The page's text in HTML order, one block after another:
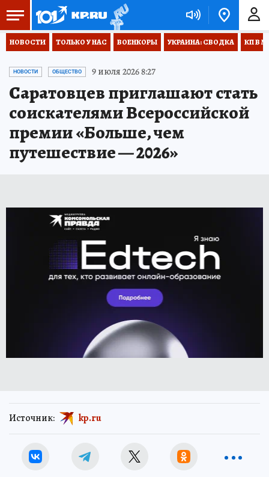
НОВОСТИ ТОЛЬКО У НАС ВОЕНКОРЫ УКРАИНА: СВОДКА КП В
НОВОСТИ ОБЩЕСТВО 9 июля 2026 8:27
Саратовцев приглашают стать
соискателями Всероссийской
премии «Больше, чем
путешествие — 2026»
Источник: kp.ru